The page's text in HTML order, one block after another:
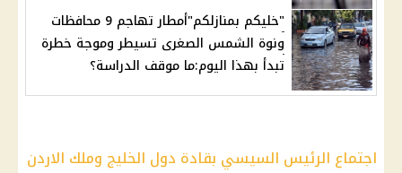
"خليكم بمنازلكم"أمطار تهاجم 9 محافظات
ونوة الشمس الصغرى تسيطر وموجة خطرة
تبدأ بهذا اليوم:ما موقف الدراسة؟
اجتماع الرئيس السيسي بقادة دول الخليج وملك الاردن